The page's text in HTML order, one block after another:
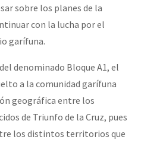
sobre los planes de la
con la lucha por el
garífuna.
denominado Bloque A1, el
a la comunidad garífuna
geográfica entre los
de Triunfo de la Cruz, pues
los distintos territorios que